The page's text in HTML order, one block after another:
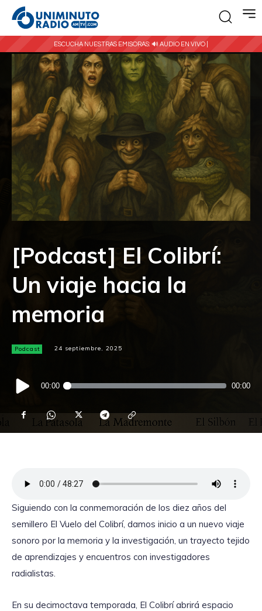
ESCUCHA NUESTRAS EMISORAS: 🔊 AUDIO EN VIVO |
[Podcast] El Colibrí:
Un viaje hacia la
memoria
Podcast 24 septiembre, 2025
Reproductor
de
00:00 00:00
Siguiendo con la conmemoración de los diez años del
semillero El Vuelo del Colibrí, damos inicio a un nuevo viaje
sonoro por la memoria y la investigación, un trayecto tejido
de aprendizajes y encuentros con investigadores
radialistas.
En su decimoctava temporada, El Colibrí abrirá espacio